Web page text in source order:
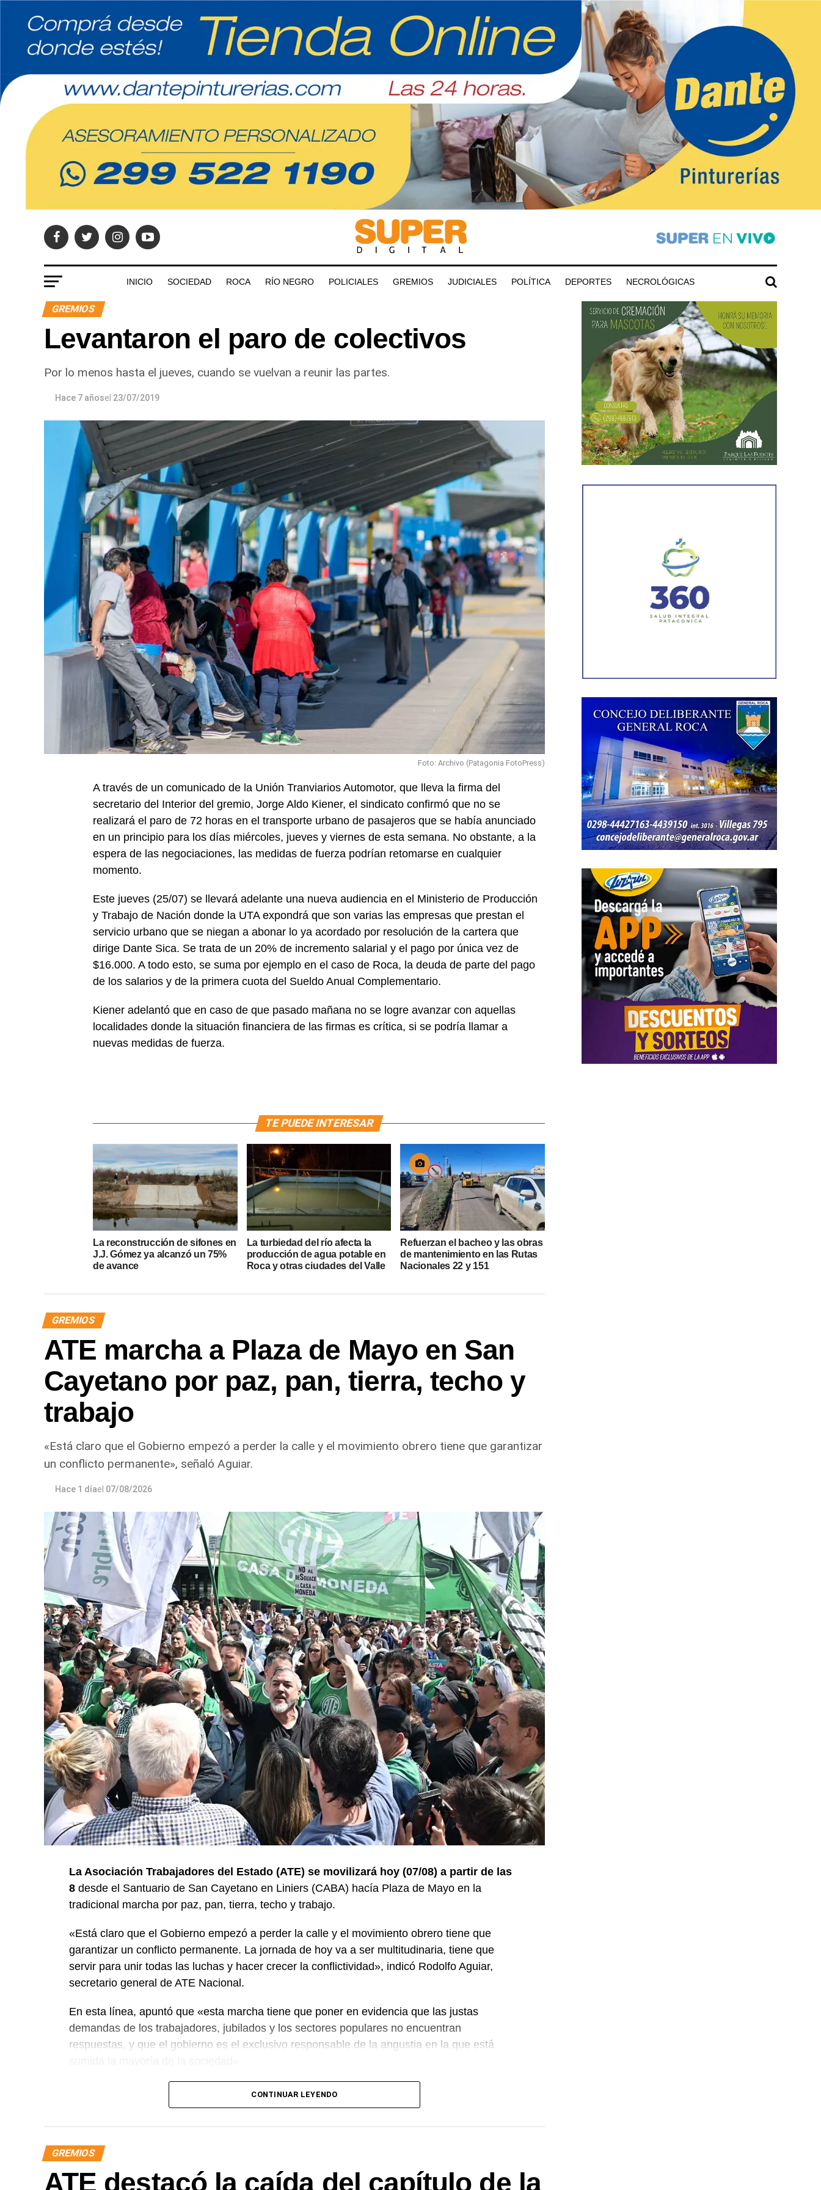
INICIO SOCIEDAD ROCA RÍO NEGRO POLICIALES GREMIOS JUDICIALES POLÍTICA DEPORTES NECROLÓGICAS
GREMIOS
Levantaron el paro de colectivos
Por lo menos hasta el jueves, cuando se vuelvan a reunir las partes.
Hace 7 añosel 23/07/2019
Foto: Archivo (Patagonia FotoPress)
A través de un comunicado de la Unión Tranviarios Automotor, que lleva la firma del
secretario del Interior del gremio, Jorge Aldo Kiener, el sindicato confirmó que no se
realizará el paro de 72 horas en el transporte urbano de pasajeros que se había anunciado
en un principio para los días miércoles, jueves y viernes de esta semana. No obstante, a la
espera de las negociaciones, las medidas de fuerza podrían retomarse en cualquier
momento.
Este jueves (25/07) se llevará adelante una nueva audiencia en el Ministerio de Producción
y Trabajo de Nación donde la UTA expondrá que son varias las empresas que prestan el
servicio urbano que se niegan a abonar lo ya acordado por resolución de la cartera que
dirige Dante Sica. Se trata de un 20% de incremento salarial y el pago por única vez de
$16.000. A todo esto, se suma por ejemplo en el caso de Roca, la deuda de parte del pago
de los salarios y de la primera cuota del Sueldo Anual Complementario.
Kiener adelantó que en caso de que pasado mañana no se logre avanzar con aquellas
localidades donde la situación financiera de las firmas es crítica, si se podría llamar a
nuevas medidas de fuerza.
TE PUEDE INTERESAR
La reconstrucción de sifones en
J.J. Gómez ya alcanzó un 75%
de avance
La turbiedad del río afecta la
producción de agua potable en
Roca y otras ciudades del Valle
Refuerzan el bacheo y las obras
de mantenimiento en las Rutas
Nacionales 22 y 151
GREMIOS
ATE marcha a Plaza de Mayo en San
Cayetano por paz, pan, tierra, techo y
trabajo
«Está claro que el Gobierno empezó a perder la calle y el movimiento obrero tiene que garantizar
un conflicto permanente», señaló Aguiar.
Hace 1 díael 07/08/2026
La Asociación Trabajadores del Estado (ATE) se movilizará hoy (07/08) a partir de las
8 desde el Santuario de San Cayetano en Liniers (CABA) hacía Plaza de Mayo en la
tradicional marcha por paz, pan, tierra, techo y trabajo.
«Está claro que el Gobierno empezó a perder la calle y el movimiento obrero tiene que
garantizar un conflicto permanente. La jornada de hoy va a ser multitudinaria, tiene que
servir para unir todas las luchas y hacer crecer la conflictividad», indicó Rodolfo Aguiar,
secretario general de ATE Nacional.
En esta línea, apuntó que «esta marcha tiene que poner en evidencia que las justas
demandas de los trabajadores, jubilados y los sectores populares no encuentran
respuestas, y que el gobierno es el exclusivo responsable de la angustia en la que está
«Lo demuestran las encuestas, a Milei se le están terminando las balas. Tiene que saber
que empezamos a ir por él», sentenció Aguiar.
Jornada Nacional de Lucha
los organismos públicos; pase a planta permanente de todas las y los trabajadores
CONTINUAR LEYENDO
GREMIOS
ATE destacó la caída del capítulo de la